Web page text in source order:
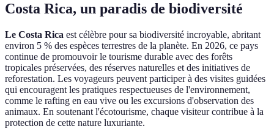
Costa Rica, un paradis de biodiversité
Le Costa Rica est célèbre pour sa biodiversité incroyable, abritant
environ 5 % des espèces terrestres de la planète. En 2026, ce pays
continue de promouvoir le tourisme durable avec des forêts
tropicales préservées, des réserves naturelles et des initiatives de
reforestation. Les voyageurs peuvent participer à des visites guidées
qui encouragent les pratiques respectueuses de l'environnement,
comme le rafting en eau vive ou les excursions d'observation des
animaux. En soutenant l'écotourisme, chaque visiteur contribue à la
protection de cette nature luxuriante.